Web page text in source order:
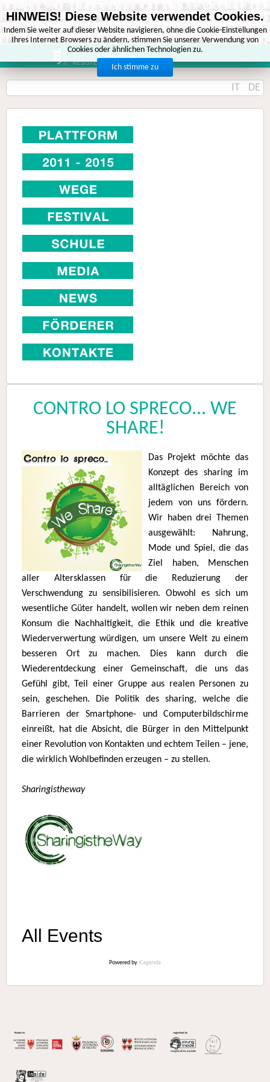
IT DE
HINWEIS! Diese Website verwendet Cookies.
Indem Sie weiter auf dieser Website navigieren, ohne die Cookie-Einstellungen
Ihres Internet Browsers zu ändern, stimmen Sie unserer Verwendung von
Cookies oder ähnlichen Technologien zu.
Ich stimme zu
CONTRO LO SPRECO... WE
SHARE!
Das Projekt möchte das
Konzept des sharing im
alltäglichen Bereich von
jedem von uns fördern.
Wir haben drei Themen
ausgewählt: Nahrung,
Mode und Spiel, die das
Ziel haben, Menschen
aller Altersklassen für die Reduzierung der
Verschwendung zu sensibilisieren. Obwohl es sich um
wesentliche Güter handelt, wollen wir neben dem reinen
Konsum die Nachhaltigkeit, die Ethik und die kreative
Wiederverwertung würdigen, um unsere Welt zu einem
besseren Ort zu machen. Dies kann durch die
Wiederentdeckung einer Gemeinschaft, die uns das
Gefühl gibt, Teil einer Gruppe aus realen Personen zu
sein, geschehen. Die Politik des sharing, welche die
Barrieren der Smartphone- und Computerbildschirme
einreißt, hat die Absicht, die Bürger in den Mittelpunkt
einer Revolution von Kontakten und echtem Teilen – jene,
die wirklich Wohlbefinden erzeugen – zu stellen.
Sharingistheway
All Events
Powered by iCagenda